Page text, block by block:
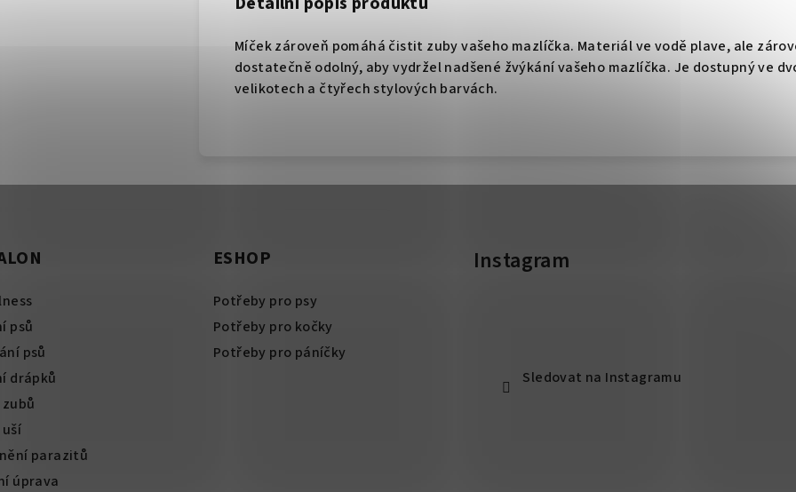
Míček zároveň pomáhá čistit zuby vašeho mazlíčka. Materiál ve vodě plave, ale
dostatečně odolný, aby vydržel nadšené žvýkání vašeho mazlíčka. Je dostupný ve
velikotech a čtyřech stylových barvách.
psů
psů
drápků
parazitů
úprava
ESHOP
Potřeby pro psy
Potřeby pro kočky
Potřeby pro páníčky
Instagram
Sledovat na Instagramu